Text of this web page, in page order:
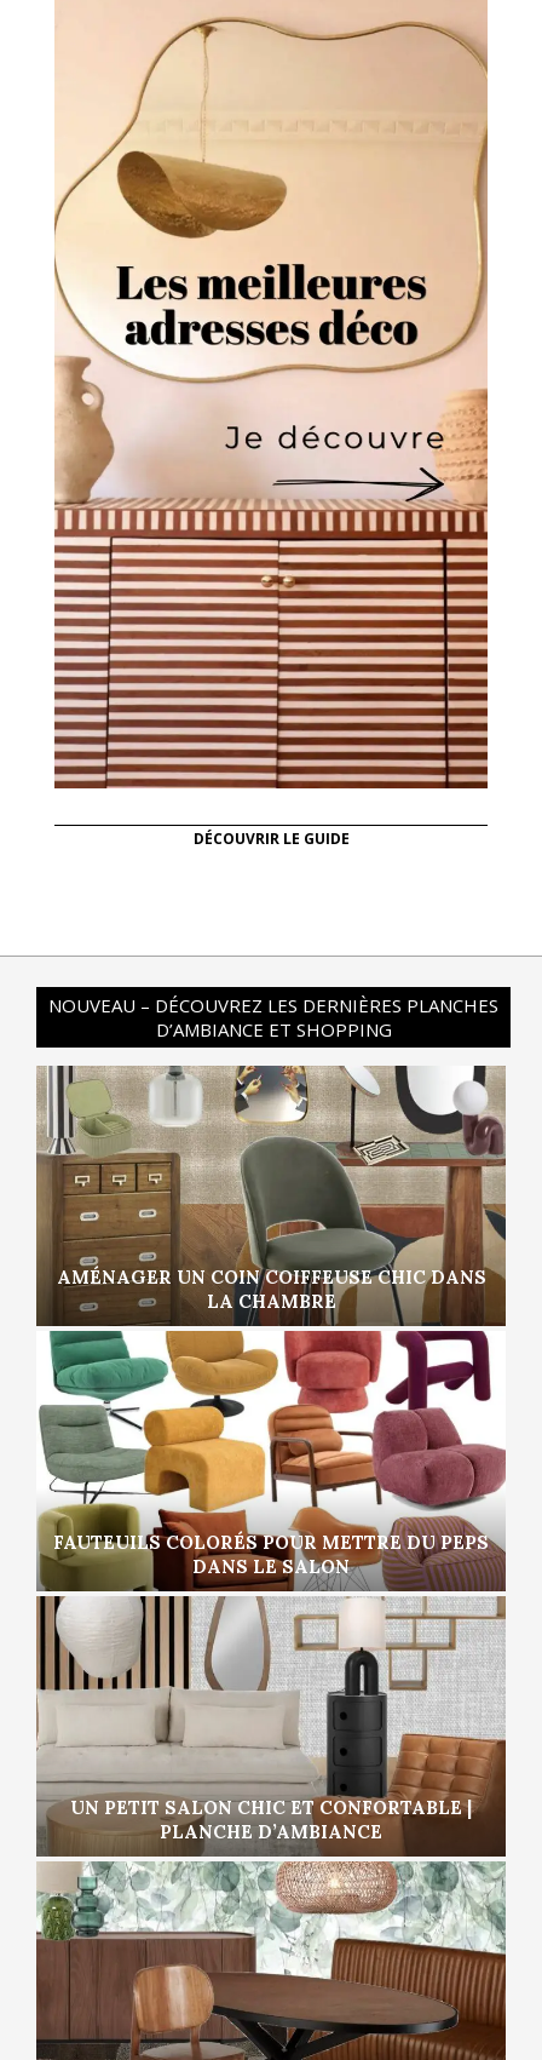
DÉCOUVRIR LE GUIDE
NOUVEAU – DÉCOUVREZ LES DERNIÈRES PLANCHES
D’AMBIANCE ET SHOPPING
AMÉNAGER UN COIN COIFFEUSE CHIC DANS
LA CHAMBRE
FAUTEUILS COLORÉS POUR METTRE DU PEPS
DANS LE SALON
UN PETIT SALON CHIC ET CONFORTABLE |
PLANCHE D’AMBIANCE